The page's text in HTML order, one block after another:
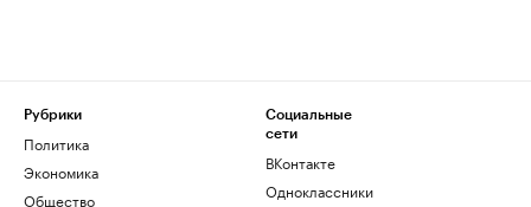
Рубрики
Политика
Экономика
Общество
Социальные
сети
ВКонтакте
Одноклассники